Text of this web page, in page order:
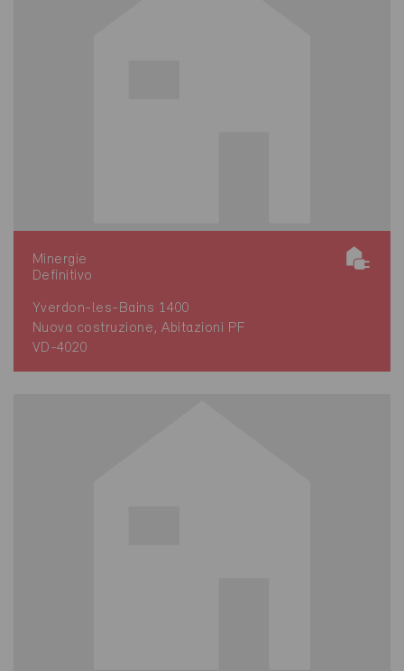
Minergie
Definitivo
Yverdon-les-Bains 1400
Nuova costruzione, Abitazioni PF
VD-4020